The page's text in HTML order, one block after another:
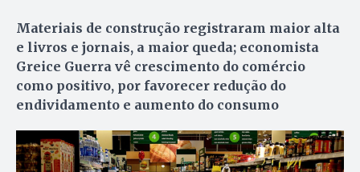
Materiais de construção registraram maior alta
e livros e jornais, a maior queda; economista
Greice Guerra vê crescimento do comércio
como positivo, por favorecer redução do
endividamento e aumento do consumo